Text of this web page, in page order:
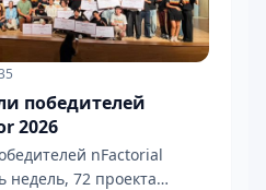
победителей
2026
nFactorial
недель, 72 проекта